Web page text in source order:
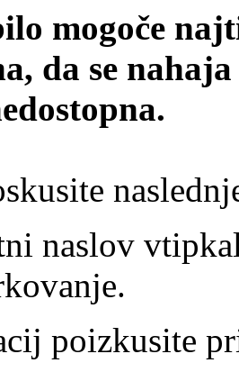
mogoče
da se
naslov
poizkusite